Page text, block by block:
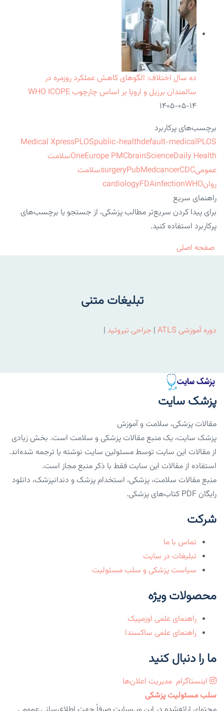
ده سال اختلاف: الگوهای کاهش عملکرد روزمره در
سالمندان برزیل و اروپا بر اساس چارچوب WHO ICOPE
۱۴۰۵-۰۵-۱۴
برچسب‌های پرکاربرد
Medical XpressPLOSpublic-healthdefault-medicalPLOS
OneEurope PMCbrainScienceDaily Health
سلامت
عمومی
surgeryPubMedcancerCDC
سلامت
روان
cardiologyFDAinfectionWHO
راهنمای سریع
برای پیدا کردن سریع‌تر مطالب پزشکی، از جستجو یا برچسب‌های
پرکاربرد استفاده کنید.
صفحه اصلی
تبلیغات متنی
دوره آموزشی ATLS | جراحی تیروئید |
پزشک سایت
مقالات پزشکی، سلامت و آموزش
پزشک سایت، یک منبع مقالات پزشکی و سلامت است. بخش زیادی
از مقالات این سایت توسط مسئولین سایت نوشته یا ترجمه شده‌اند.
استفاده از مقالات این سایت فقط با ذکر منبع مجاز است.
منبع مقالات سلامت، پزشکی، استخدام پزشک و دندانپزشک، دانلود
رایگان PDF کتاب‌های پزشکی.
شرکت
تماس با ما
تبلیغات در سایت
سیاست پزشکی و سلب مسئولیت
محصولات ویژه
راهنمای علمی اوزمپیک
راهنمای علمی ساکسندا
ما را دنبال کنید
اینستاگرام مدیریت اعلان‌ها
سلب مسئولیت پزشکی